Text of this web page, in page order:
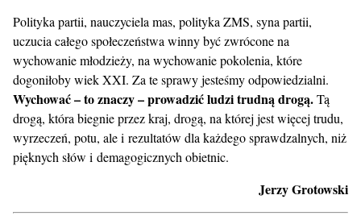
Polityka partii, nauczyciela mas, polityka ZMS, syna partii,
uczucia całego społeczeństwa winny być zwrócone na
wychowanie młodzieży, na wychowanie pokolenia, które
dogoniłoby wiek XXI. Za te sprawy jesteśmy odpowiedzialni.
Wychować – to znaczy – prowadzić ludzi trudną drogą.Tą
drogą, która biegnie przez kraj, drogą, na której jest więcej trudu,
wyrzeczeń, potu, ale i rezultatów dla każdego sprawdzalnych, niż
pięknych słów i demagogicznych obietnic.
Jerzy Grotowski